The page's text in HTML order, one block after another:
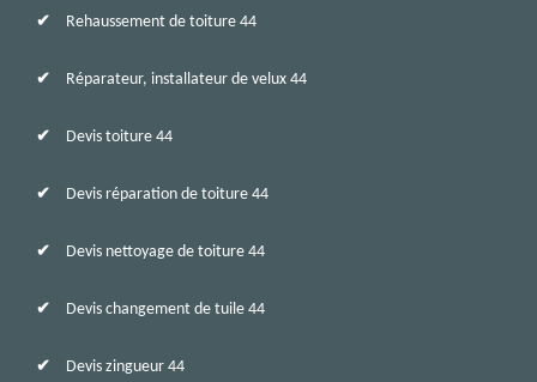
Rehaussement de toiture 44
Réparateur, installateur de velux 44
Devis toiture 44
Devis réparation de toiture 44
Devis nettoyage de toiture 44
Devis changement de tuile 44
Devis zingueur 44